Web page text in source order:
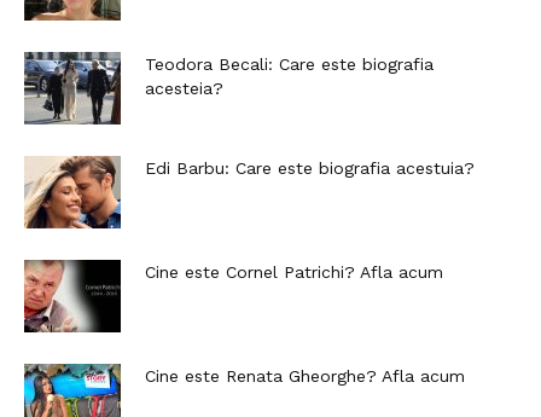
Teodora Becali: Care este biografia
acesteia?
Edi Barbu: Care este biografia acestuia?
Cine este Cornel Patrichi? Afla acum
Cine este Renata Gheorghe? Afla acum